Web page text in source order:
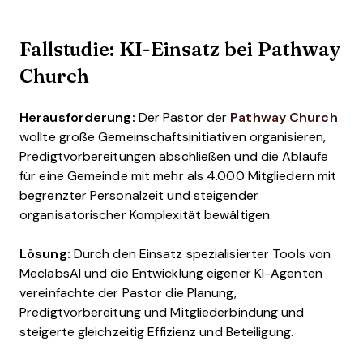
Fallstudie: KI-Einsatz bei Pathway
Church
Herausforderung: Der Pastor der Pathway Church
wollte große Gemeinschaftsinitiativen organisieren,
Predigtvorbereitungen abschließen und die Abläufe
für eine Gemeinde mit mehr als 4.000 Mitgliedern mit
begrenzter Personalzeit und steigender
organisatorischer Komplexität bewältigen.
Lösung: Durch den Einsatz spezialisierter Tools von
MeclabsAI und die Entwicklung eigener KI-Agenten
vereinfachte der Pastor die Planung,
Predigtvorbereitung und Mitgliederbindung und
steigerte gleichzeitig Effizienz und Beteiligung.